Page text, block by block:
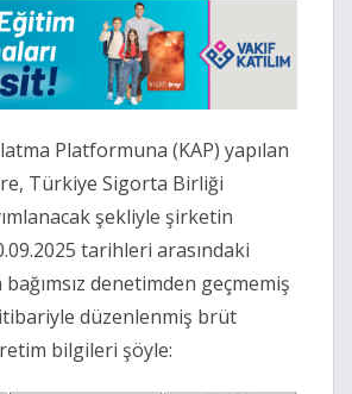
Platformuna (KAP) yapılan
Türkiye Sigorta Birliği
şekliyle şirketin
tarihleri arasındaki
denetimden geçmemiş
düzenlenmiş brüt
bilgileri şöyle: